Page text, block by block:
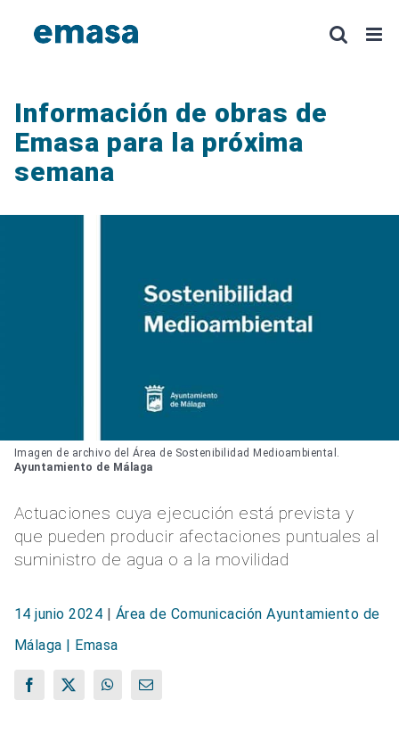
Información de obras de
Emasa para la próxima
semana
Imagen de archivo del Área de Sostenibilidad Medioambiental.
Ayuntamiento de Málaga
Actuaciones cuya ejecución está prevista y
que pueden producir afectaciones puntuales al
suministro de agua o a la movilidad
14 junio 2024
Área de Comunicación Ayuntamiento de
Málaga | Emasa
Facebook
X WhatsAppCorreo